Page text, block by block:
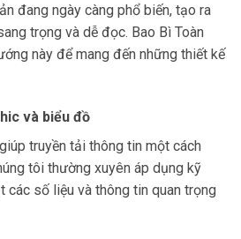
đang ngày càng phổ biến, tạo ra
trọng và dễ đọc. Bao Bì Toàn
này để mang đến những thiết kế
và biểu đồ
truyền tải thông tin một cách
tôi thường xuyên áp dụng kỹ
các số liệu và thông tin quan trọng